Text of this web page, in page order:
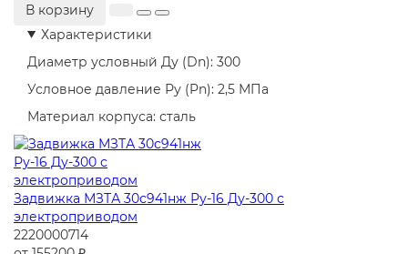
В корзину
Характеристики
Диаметр условный Ду (Dn): 300
Условное давление Ру (Pn): 2,5 МПа
Материал корпуса: сталь
Задвижка МЗТА 30с941нж Ру-16 Ду-300 с
электроприводом
2220000714